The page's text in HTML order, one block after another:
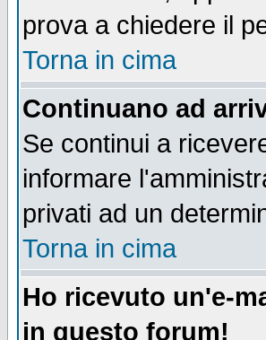
prova a chiedere il
Torna in cima
Continuano ad
Se continui a
informare
privati ad un
Torna in cima
Ho ricevuto un'e-
in questo forum!